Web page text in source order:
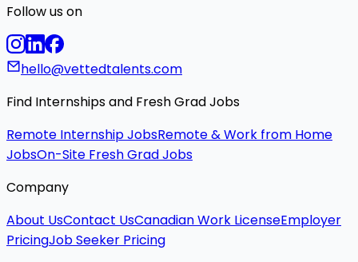
Follow us on
hello@vettedtalents.com
Find Internships and Fresh Grad Jobs
Remote Internship JobsRemote & Work from Home
JobsOn-Site Fresh Grad Jobs
Company
About UsContact UsCanadian Work LicenseEmployer
PricingJob Seeker Pricing